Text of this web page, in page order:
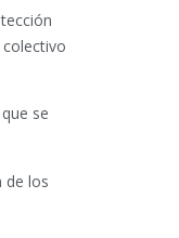
se
de los